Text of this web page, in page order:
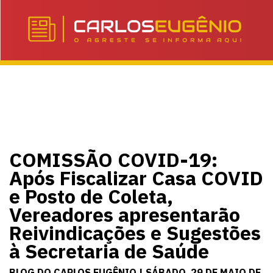
COMISSÃO COVID-19:
Após Fiscalizar Casa COVID
e Posto de Coleta,
Vereadores apresentarão
Reivindicações e Sugestões
à Secretaria de Saúde